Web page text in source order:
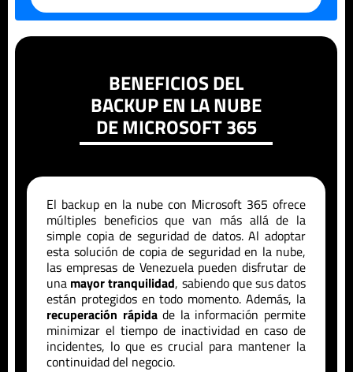
BENEFICIOS DEL
BACKUP EN LA NUBE
DE MICROSOFT 365
El backup en la nube con Microsoft 365 ofrece
múltiples beneficios que van más allá de la
simple copia de seguridad de datos. Al adoptar
esta solución de copia de seguridad en la nube,
las empresas de Venezuelapueden disfrutar de
una mayor tranquilidad, sabiendo que sus datos
están protegidos en todo momento. Además, la
recuperación rápidade la información permite
minimizar el tiempo de inactividad en caso de
incidentes, lo que es crucial para mantener la
continuidad del negocio.